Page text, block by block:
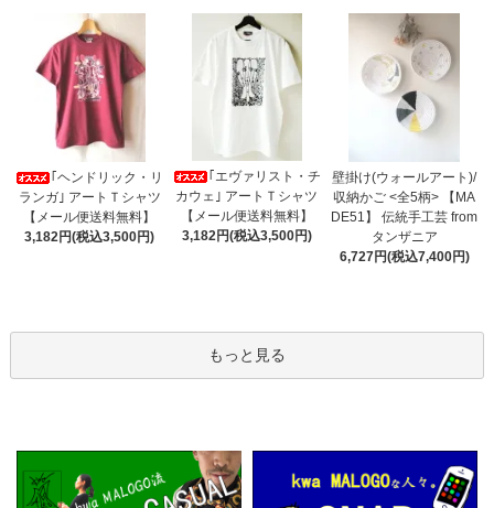
｢ヘンドリック・リ
ランガ｣ アートＴシャツ
【メール便送料無料】
3,182円(税込3,500円)
｢エヴァリスト・チ
カウェ｣ アートＴシャツ
【メール便送料無料】
3,182円(税込3,500円)
壁掛け(ウォールアート)/
収納かご <全5柄> 【MA
DE51】 伝統手工芸 from
タンザニア
6,727円(税込7,400円)
もっと見る